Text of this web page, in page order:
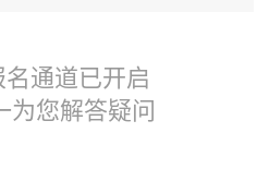
通道已开启
为您解答疑问